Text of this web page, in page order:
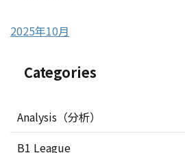
2025年10月
Categories
Analysis（分析）
B1 League